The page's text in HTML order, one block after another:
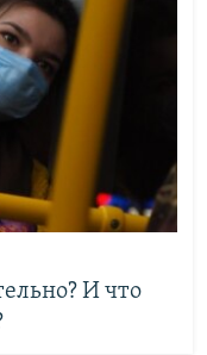
И что